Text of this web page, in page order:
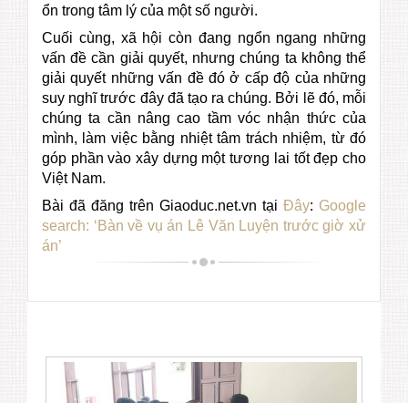
ổn trong tâm lý của một số người.
Cuối cùng, xã hội còn đang ngổn ngang những
vấn đề cần giải quyết, nhưng chúng ta không thể
giải quyết những vấn đề đó ở cấp độ của những
suy nghĩ trước đây đã tạo ra chúng. Bởi lẽ đó, mỗi
chúng ta cần nâng cao tầm vóc nhận thức của
mình, làm việc bằng nhiệt tâm trách nhiệm, từ đó
góp phần vào xây dựng một tương lai tốt đẹp cho
Việt Nam.
Bài đã đăng trên Giaoduc.net.vn tại Đây: Google
search: ‘Bàn về vụ án Lê Văn Luyện trước giờ xử
án’